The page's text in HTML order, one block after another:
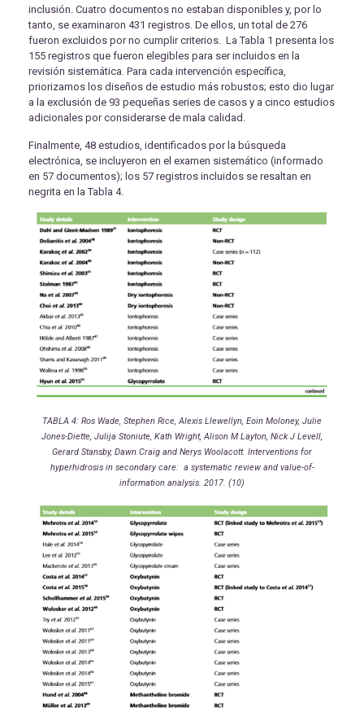
inclusión. Cuatro documentos no estaban disponibles y, por lo
tanto, se examinaron 431 registros. De ellos, un total de 276
fueron excluidos por no cumplir criterios. La Tabla 1 presenta los
155 registros que fueron elegibles para ser incluidos en la
revisión sistemática. Para cada intervención específica,
priorizamos los diseños de estudio más robustos; esto dio lugar
a la exclusión de 93 pequeñas series de casos y a cinco estudios
adicionales por considerarse de mala calidad.
Finalmente, 48 estudios, identificados por la búsqueda
electrónica, se incluyeron en el examen sistemático (informado
en 57 documentos); los 57 registros incluidos se resaltan en
negrita en la Tabla 4.
TABLA 4: Ros Wade, Stephen Rice, Alexis Llewellyn, Eoin Moloney, Julie
Jones-Diette, Julija Stoniute, Kath Wright, Alison M Layton, Nick J Levell,
Gerard Stansby, Dawn Craig and Nerys Woolacott. Interventions for
hyperhidrosis in secondary care: a systematic review and value-of-
information analysis. 2017. (10)